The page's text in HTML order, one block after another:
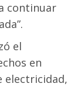
continuar
el
en
electricidad,